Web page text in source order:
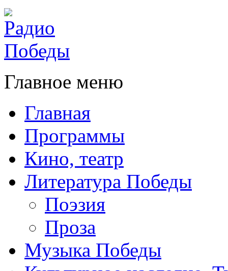
Главное меню
Главная
Программы
Кино, театр
Литература Победы
Поэзия
Проза
Музыка Победы